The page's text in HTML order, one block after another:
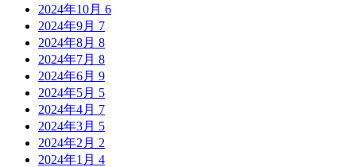
2024年10月 6
2024年9月 7
2024年8月 8
2024年7月 8
2024年6月 9
2024年5月 5
2024年4月 7
2024年3月 5
2024年2月 2
2024年1月 4